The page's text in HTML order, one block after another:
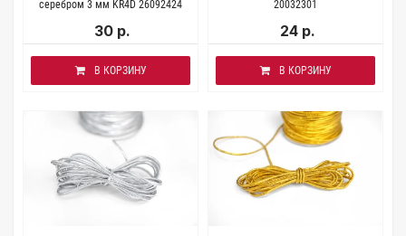
серебром 3 мм KR4D 26092424
30 р.
В КОРЗИНУ
20032301
24 р.
В КОРЗИНУ